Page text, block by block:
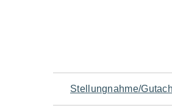
Navigation
Stellungnahme/